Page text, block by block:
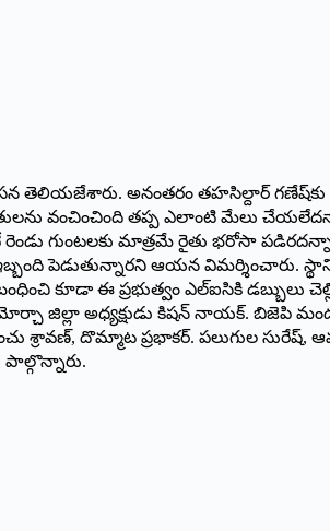
తెలియజేశారు. అనంతరం తహసిల్దార్‌ గణేష్‌కు
రైతులను వంచించింది తప్ప ఎలాంటి మేలు
గుంటలకు మాత్రమే రైతు భరోసా
పెడుతున్నారని ఆయన విమర్శించారు.
కూడా ఈ ప్రభుత్వం ఎల్‌ఐసికి డబ్బులు
జిల్లా అధ్యక్షుడు కిషన్‌ నాయక్‌. బిజెపి
శ్రావణ్‌, దొమ్మాట ప్రభాకర్‌. పలుగుల సురేష్‌,